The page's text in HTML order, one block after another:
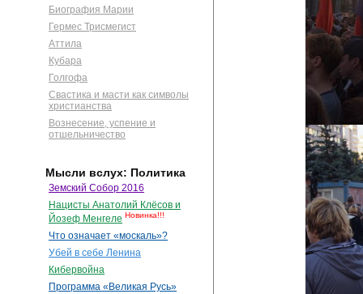
Биография Марии
Гермес Трисмегист
Аттила
Кубара
Голгофа
Свастика и масти как символы
христианства
Вознесение, успение и
отшельничество
Мысли вслух: Политика
Земский Собор 2016
Нацисты Анатолий Клёсов и
Йозеф Менгеле Новинка!!!
Что означает «москаль»?
Убей в себе Ленина
Кибервойна
Программа «Великая Русь»